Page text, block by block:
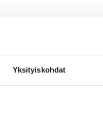
Yksityiskohdat